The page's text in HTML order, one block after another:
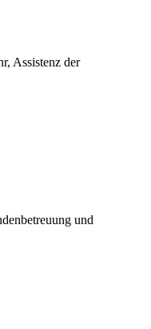
Assistenz der
und